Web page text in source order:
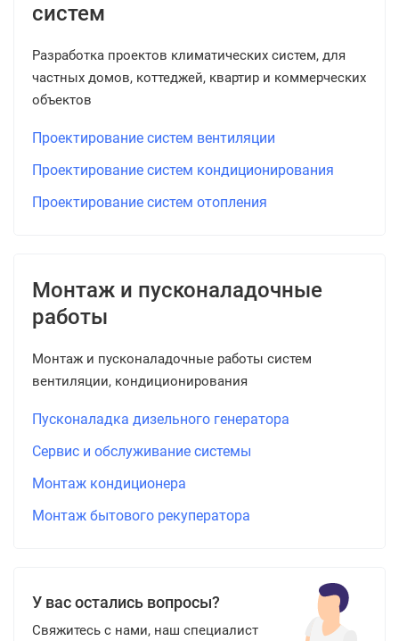
систем
Разработка проектов климатических систем, для
частных домов, коттеджей, квартир и коммерческих
объектов
Проектирование систем вентиляции
Проектирование систем кондиционирования
Проектирование систем отопления
Монтаж и пусконаладочные
работы
Монтаж и пусконаладочные работы систем
вентиляции, кондиционирования
Пусконаладка дизельного генератора
Сервис и обслуживание системы
Монтаж кондиционера
Монтаж бытового рекуператора
У вас остались вопросы?
Свяжитесь с нами, наш специалист